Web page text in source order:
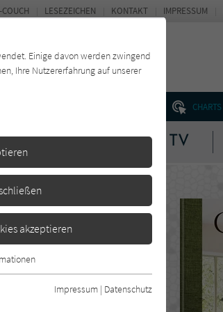
CHARTS
Magazin Kino & TV
LESEZEICHEN KONTAKT IMPRESSUM
Einige davon werden zwingend
Ihre Nutzererfahrung auf unserer
akzeptieren
Funktionen der Webseite
Webseite einwandfrei
Impressum | Datenschutz